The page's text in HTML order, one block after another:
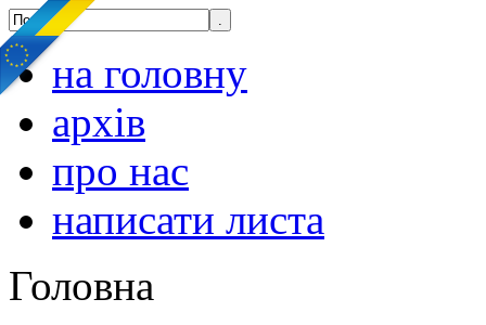
на головну
архів
про нас
написати листа
Головна